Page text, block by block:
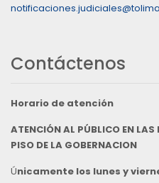
Contáctenos
Horario de atención
ATENCIÓN AL PÚBLICO EN
PISO DE LA GOBERNACION
Únicamente los lunes y